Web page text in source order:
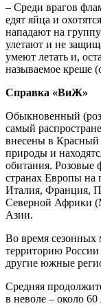
– Среди врагов
едят яйца и
нападают на
улетают и не
умеют летать и,
называемое креше
Справка «ВиЖ»
Обыкновенный
самый
внесены в
природы и
обитания. Розовые
странах Европы на
Италия, Франция,
Северной Африки
Азии.
Во время сезонных
территорию
другие южные
Средняя
в неволе – около 60